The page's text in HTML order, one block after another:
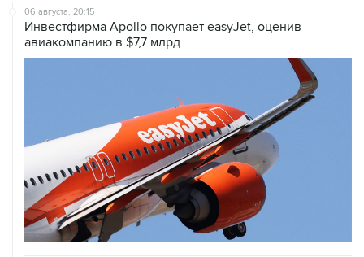
06 августа, 20:15
Инвестфирма Apollo покупает easyJet, оценив
авиакомпанию в $7,7 млрд